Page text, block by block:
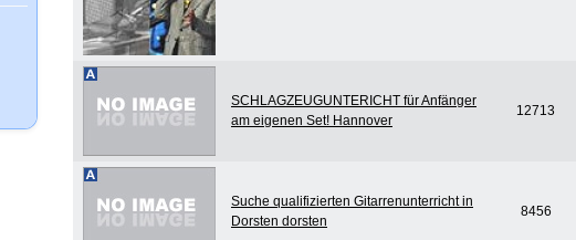
SCHLAGZEUGUNTERICHT für Anfänger
am eigenen Set! Hannover
12713
Suche qualifizierten Gitarrenunterricht in
Dorsten dorsten
8456